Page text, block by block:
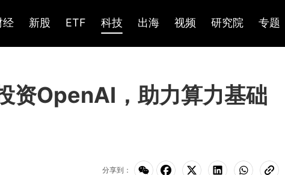
经 新股 ETF 科技 出海 视频 研究院 专题
资OpenAI，助力算力基础
分享到：